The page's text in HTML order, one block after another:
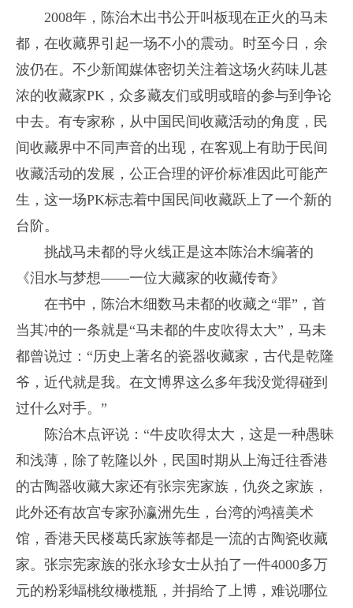
2008年，陈治木出书公开叫板现在正火的马未
都，在收藏界引起一场不小的震动。时至今日，余
波仍在。不少新闻媒体密切关注着这场火药味儿甚
浓的收藏家PK，众多藏友们或明或暗的参与到争论
中去。有专家称，从中国民间收藏活动的角度，民
间收藏界中不同声音的出现，在客观上有助于民间
收藏活动的发展，公正合理的评价标准因此可能产
生，这一场PK标志着中国民间收藏跃上了一个新的
台阶。
挑战马未都的导火线正是这本陈治木编著的
《泪水与梦想——一位大藏家的收藏传奇》
在书中，陈治木细数马未都的收藏之“罪”，首
当其冲的一条就是“马未都的牛皮吹得太大”，马未
都曾说过：“历史上著名的瓷器收藏家，古代是乾隆
爷，近代就是我。在文博界这么多年我没觉得碰到
过什么对手。”
陈治木点评说：“牛皮吹得太大，这是一种愚昧
和浅薄，除了乾隆以外，民国时期从上海迁往香港
的古陶器收藏大家还有张宗宪家族，仇炎之家族，
此外还有故宫专家孙瀛洲先生，台湾的鸿禧美术
馆，香港天民楼葛氏家族等都是一流的古陶瓷收藏
家。张宗宪家族的张永珍女士从拍了一件4000多万
元的粉彩蝠桃纹橄榄瓶，并捐给了上博，难说哪位